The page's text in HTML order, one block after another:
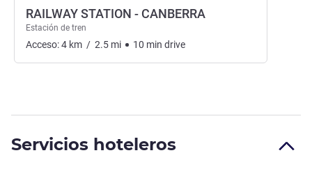
RAILWAY STATION - CANBERRA
Estación de tren
Acceso:4 km / 2.5 mi 10 min drive
Servicios hoteleros